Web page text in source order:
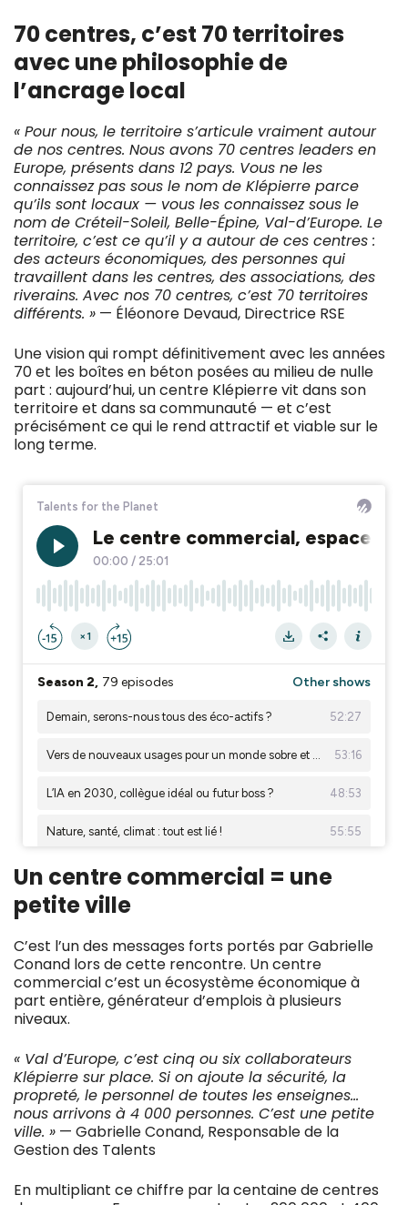
70 centres, c’est 70 territoires
avec une philosophie de
l’ancrage local
« Pour nous, le territoire s’articule vraiment autour
de nos centres. Nous avons 70 centres leaders en
Europe, présents dans 12 pays. Vous ne les
connaissez pas sous le nom de Klépierre parce
qu’ils sont locaux — vous les connaissez sous le
nom de Créteil-Soleil, Belle-Épine, Val-d’Europe. Le
territoire, c’est ce qu’il y a autour de ces centres :
des acteurs économiques, des personnes qui
travaillent dans les centres, des associations, des
riverains. Avec nos 70 centres, c’est 70 territoires
différents. » — Éléonore Devaud, Directrice RSE
Une vision qui rompt définitivement avec les années
70 et les boîtes en béton posées au milieu de nulle
part : aujourd’hui, un centre Klépierre vit dans son
territoire et dans sa communauté — et c’est
précisément ce qui le rend attractif et viable sur le
long terme.
Un centre commercial = une
petite ville
C’est l’un des messages forts portés par Gabrielle
Conand lors de cette rencontre. Un centre
commercial c’est un écosystème économique à
part entière, générateur d’emplois à plusieurs
niveaux.
« Val d’Europe, c’est cinq ou six collaborateurs
Klépierre sur place. Si on ajoute la sécurité, la
propreté, le personnel de toutes les enseignes…
nous arrivons à 4 000 personnes. C’est une petite
ville. » — Gabrielle Conand, Responsable de la
Gestion des Talents
En multipliant ce chiffre par la centaine de centres